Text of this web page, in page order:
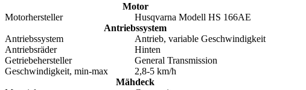
Motor
Motorhersteller
Husqvarna Modell HS 166AE
Antriebssystem
Antriebssystem
Antrieb, variable Geschwindigkeit
Antriebsräder
Hinten
Getriebehersteller
General Transmission
Geschwindigkeit, min-max
2,8-5 km/h
Mähdeck